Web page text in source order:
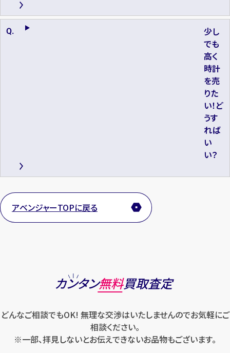
少し
でも
高く
時計
を売
りた
い！ど
うす
れば
い
い？
アベンジャーTOPに戻る
カンタン無料買取査定
どんなご相談でもOK! 無理な交渉はいたしませんのでお気軽にご
相談ください。
※一部、拝見しないとお伝えできないお品物もございます。